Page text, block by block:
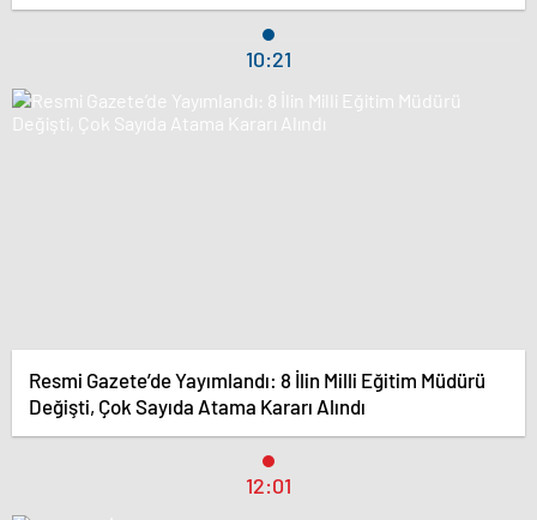
10:21
Resmi Gazete’de Yayımlandı: 8 İlin Milli Eğitim Müdürü
Değişti, Çok Sayıda Atama Kararı Alındı
12:01